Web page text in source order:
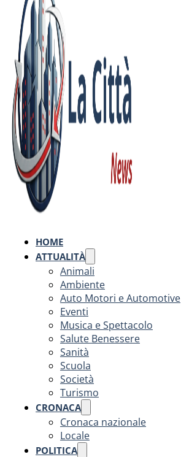
HOME
ATTUALITÀ
Animali
Ambiente
Auto Motori e Automotive
Eventi
Musica e Spettacolo
Salute Benessere
Sanità
Scuola
Società
Turismo
CRONACA
Cronaca nazionale
Locale
POLITICA